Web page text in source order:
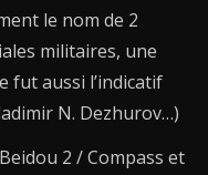
le nom de 2
militaires, une
fut aussi l’indicatif
N. Dezhurov…)
2 / Compass et